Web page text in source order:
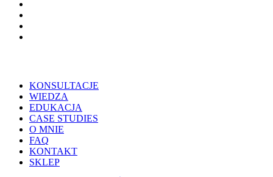
Close
Menu
KONSULTACJE
WIEDZA
EDUKACJA
CASE STUDIES
O MNIE
FAQ
KONTAKT
SKLEP